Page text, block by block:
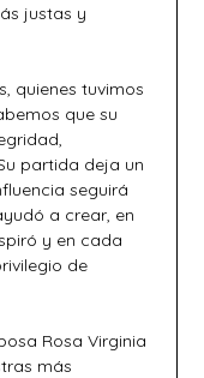
justas y
quienes tuvimos
que su
partida deja un
seguirá
a crear, en
y en cada
de
Rosa Virginia
más